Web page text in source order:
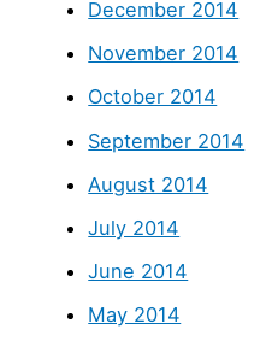
December 2014
November 2014
October 2014
September 2014
August 2014
July 2014
June 2014
May 2014